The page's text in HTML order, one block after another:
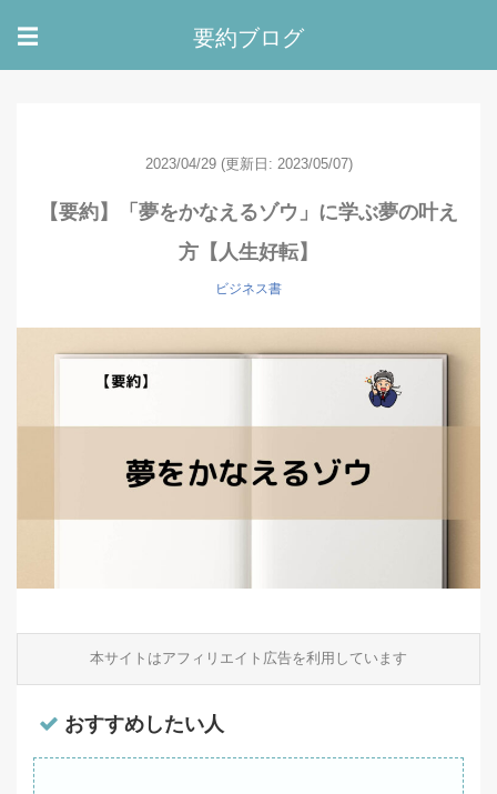
☰ 要約ブログ
2023/04/29 (更新日: 2023/05/07)
【要約】「夢をかなえるゾウ」に学ぶ夢の叶え
方【人生好転】
ビジネス書
本サイトはアフィリエイト広告を利用しています
おすすめしたい人